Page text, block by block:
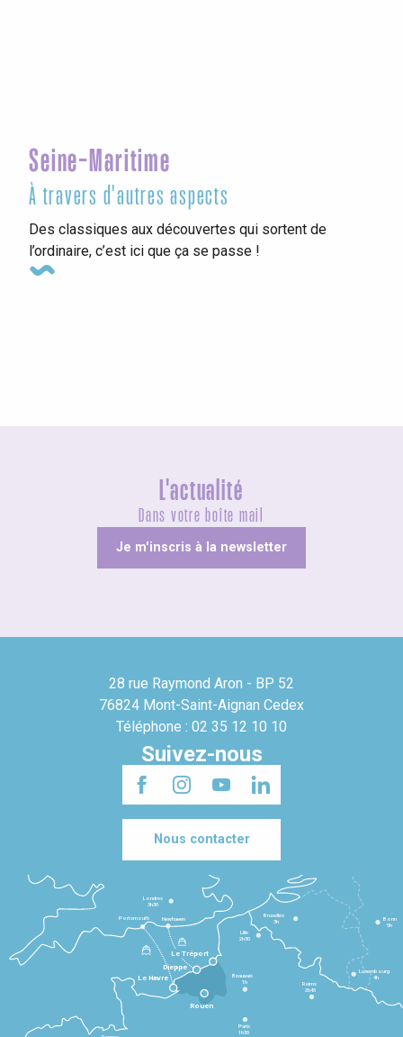
Seine-Maritime
À travers d'autres aspects
Des classiques aux découvertes qui sortent de
l’ordinaire, c’est ici que ça se passe !
L'actualité
Dans votre boîte mail
Je m'inscris à la newsletter
28 rue Raymond Aron - BP 52
76824 Mont-Saint-Aignan Cedex
Téléphone : 02 35 12 10 10
Suivez-nous
Nous contacter
Le Havre
Dieppe
Le Tréport
Paris
1h30
Beauvais
1h
Reims
2h45
Lille
2h30
Bruxelles
3h
Londres
3h30
Newhaven
Portsmouth
Bonn
5h
Luxembourg
4h
Rouen